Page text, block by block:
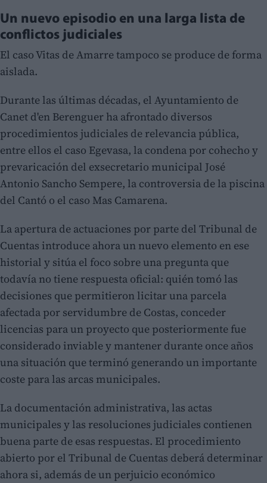
Un nuevo episodio en una larga lista de
conflictos judiciales
El caso Vitas de Amarre tampoco se produce de forma
aislada.
Durante las últimas décadas, el Ayuntamiento de
Canet d'en Berenguer ha afrontado diversos
procedimientos judiciales de relevancia pública,
entre ellos el caso Egevasa, la condena por cohecho y
prevaricación del exsecretario municipal José
Antonio Sancho Sempere, la controversia de la piscina
del Cantó o el caso Mas Camarena.
La apertura de actuaciones por parte del Tribunal de
Cuentas introduce ahora un nuevo elemento en ese
historial y sitúa el foco sobre una pregunta que
todavía no tiene respuesta oficial: quién tomó las
decisiones que permitieron licitar una parcela
afectada por servidumbre de Costas, conceder
licencias para un proyecto que posteriormente fue
considerado inviable y mantener durante once años
una situación que terminó generando un importante
coste para las arcas municipales.
La documentación administrativa, las actas
municipales y las resoluciones judiciales contienen
buena parte de esas respuestas. El procedimiento
abierto por el Tribunal de Cuentas deberá determinar
ahora si, además de un perjuicio económico